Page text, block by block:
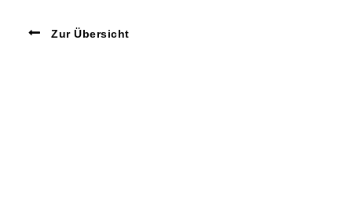
Zur Übersicht